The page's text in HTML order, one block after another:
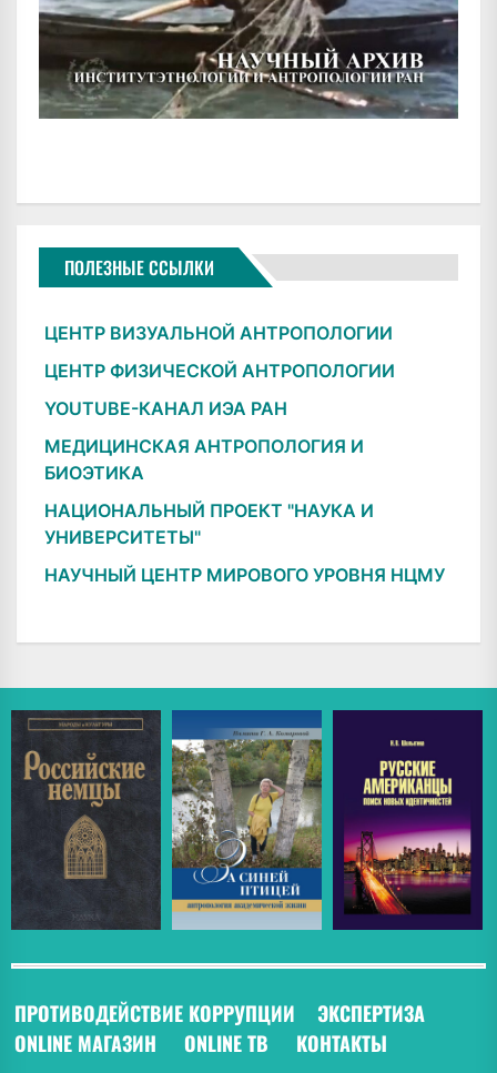
ПОЛЕЗНЫЕ ССЫЛКИ
ЦЕНТР ВИЗУАЛЬНОЙ АНТРОПОЛОГИИ
ЦЕНТР ФИЗИЧЕСКОЙ АНТРОПОЛОГИИ
YOUTUBE-КАНАЛ ИЭА РАН
МЕДИЦИНСКАЯ АНТРОПОЛОГИЯ И
БИОЭТИКА
НАЦИОНАЛЬНЫЙ ПРОЕКТ "НАУКА И
УНИВЕРСИТЕТЫ"
НАУЧНЫЙ ЦЕНТР МИРОВОГО УРОВНЯ НЦМУ
ПРОТИВОДЕЙСТВИЕ КОРРУПЦИИ ЭКСПЕРТИЗА
ONLINE МАГАЗИН
ONLINE ТВ КОНТАКТЫ